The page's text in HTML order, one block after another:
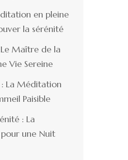
en pleine
la sérénité
Maître de la
Vie Sereine
La Méditation
Paisible
: La
une Nuit